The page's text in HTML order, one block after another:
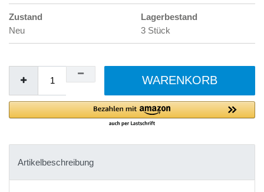
Zustand
Neu
Lagerbestand
3 Stück
WARENKORB
Artikelbeschreibung